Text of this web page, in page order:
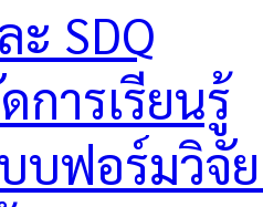
ะ SDQ
ารเรียนรู้
บฟอร์มวิจั